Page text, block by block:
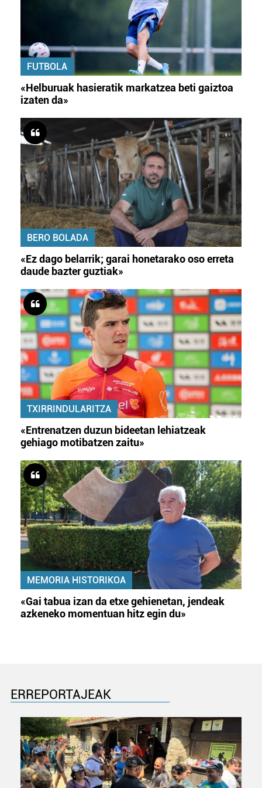
FUTBOLA
«Helburuak hasieratik markatzea beti gaiztoa
izaten da»
BERO BOLADA
«Ez dago belarrik; garai honetarako oso erreta
daude bazter guztiak»
TXIRRINDULARITZA
«Entrenatzen duzun bideetan lehiatzeak
gehiago motibatzen zaitu»
MEMORIA HISTORIKOA
«Gai tabua izan da etxe gehienetan, jendeak
azkeneko momentuan hitz egin du»
ERREPORTAJEAK